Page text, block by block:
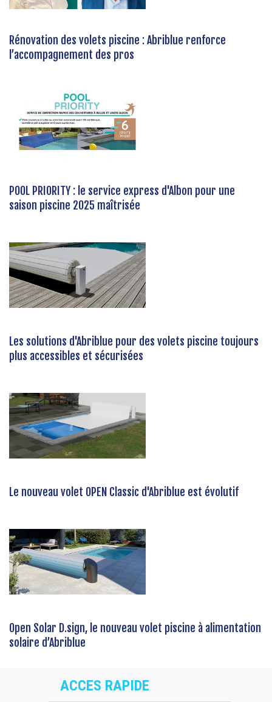
Rénovation des volets piscine : Abriblue renforce
l’accompagnement des pros
POOL PRIORITY : le service express d'Albon pour une
saison piscine 2025 maîtrisée
Les solutions d'Abriblue pour des volets piscine toujours
plus accessibles et sécurisées
Le nouveau volet OPEN Classic d'Abriblue est évolutif
Open Solar D.sign, le nouveau volet piscine à alimentation
solaire d’Abriblue
ACCES RAPIDE